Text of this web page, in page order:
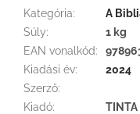
Kategória:
A
Súly:
1 kg
EAN vonalkód:
Kiadási év:
2024
Szerző:
Kiadó:
TINTA